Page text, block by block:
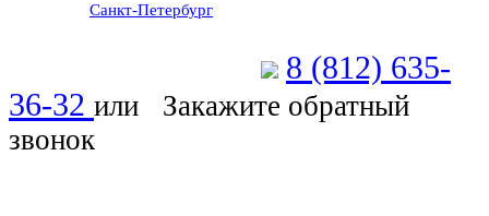
Санкт-Петербург
8 (812) 635-
36-32 или
Закажите обратный
звонок